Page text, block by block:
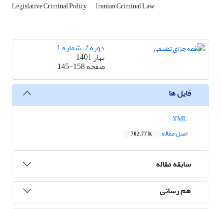
Legislative Criminal Policy Iranian Criminal Law
دوره 2، شماره 1
بهار 1401
صفحه145-158
فایل ها
اصل مقاله
702.77 K
سابقه مقاله
هم رسانی